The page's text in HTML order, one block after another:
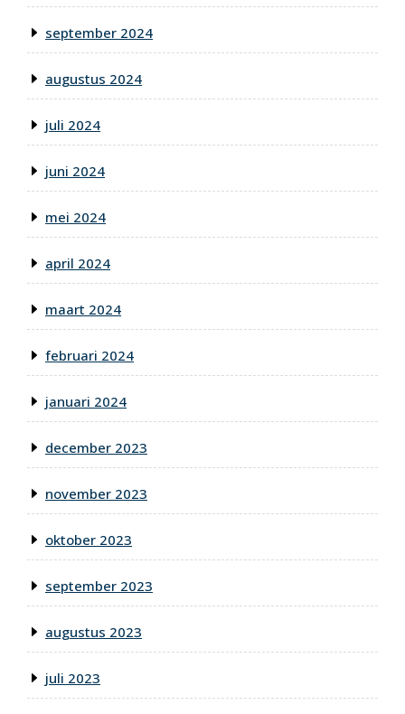
september 2024
augustus 2024
juli 2024
juni 2024
mei 2024
april 2024
maart 2024
februari 2024
januari 2024
december 2023
november 2023
oktober 2023
september 2023
augustus 2023
juli 2023